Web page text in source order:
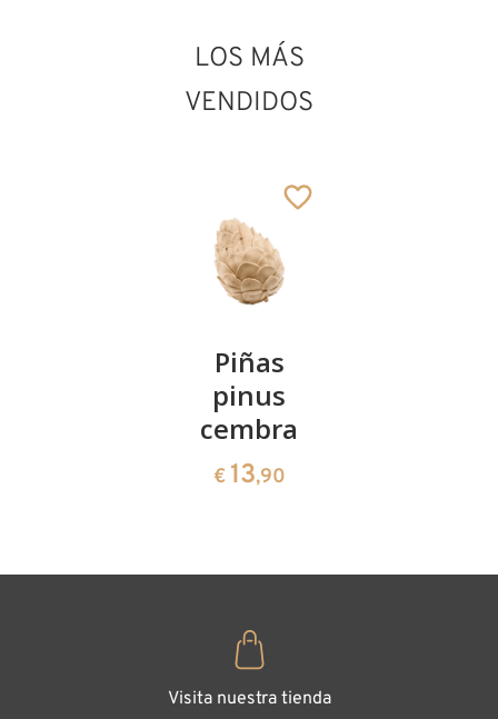
Peñafort
LOS MÁS
VENDIDOS
Piñas
pinus
cembra
€ 13,90
Visita nuestra tienda